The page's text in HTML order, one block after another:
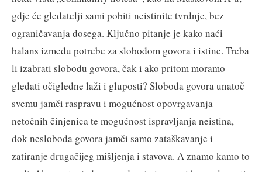
gdje će gledatelji sami pobiti neistinite tvrdnje, bez
ograničavanja dosega. Ključno pitanje je kako naći
balans između potrebe za slobodom govora i istine. Treba
li izabrati slobodu govora, čak i ako pritom moramo
gledati očigledne laži i gluposti? Sloboda govora unatoč
svemu jamči raspravu i mogućnost opovrgavanja
netočnih činjenica te mogućnost ispravljanja neistina,
dok nesloboda govora jamči samo zataškavanje i
zatiranje drugačijeg mišljenja i stavova. A znamo kamo to